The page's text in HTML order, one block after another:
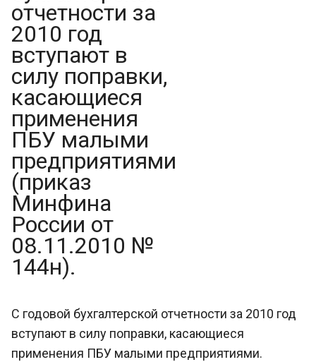
отчетности за
2010 год
вступают в
силу поправки,
касающиеся
применения
ПБУ малыми
предприятиями
(приказ
Минфина
России от
08.11.2010 №
144н).
С годовой бухгалтерской отчетности за 2010 год
вступают в силу поправки, касающиеся
применения ПБУ малыми предприятиями.